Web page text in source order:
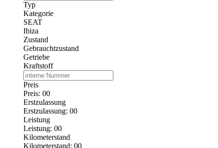
Typ
Kategorie
SEAT
Ibiza
Zustand
Gebrauchtzustand
Getriebe
Kraftstoff
Preis
Preis: 00
Erstzulassung
Erstzulassung: 00
Leistung
Leistung: 00
Kilometerstand
Kilometerstand: 00